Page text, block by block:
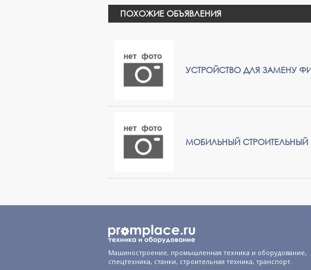
ПОХОЖИЕ ОБЪЯВЛЕНИЯ
УСТРОЙСТВО ДЛЯ ЗАМЕНУ
МОБИЛЬНЫЙ СТРОИТЕЛЬНЫЙ
Машиностроение, промышленная техника и оборудование,
спецтехника, станки, строительная техника, транспорт.